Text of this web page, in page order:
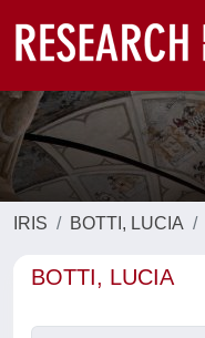
IRIS BOTTI, LUCIA
BOTTI, LUCIA